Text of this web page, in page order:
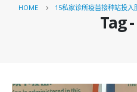
HOME 15私家诊所疫苗接种站投
Tag